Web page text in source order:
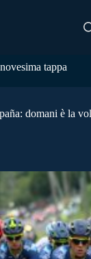
tappa
domani è la